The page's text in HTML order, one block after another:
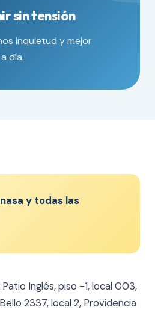
sin tensión
inquietud y mejor
día.
y todas las
Inglés, piso -1, local 003,
2337, local 2, Providencia